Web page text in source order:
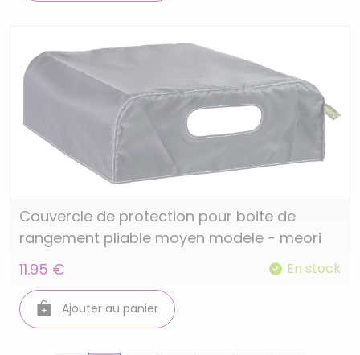
Couvercle de protection pour boite de
rangement pliable moyen modele - meori
11.95 €
En stock
Ajouter au panier